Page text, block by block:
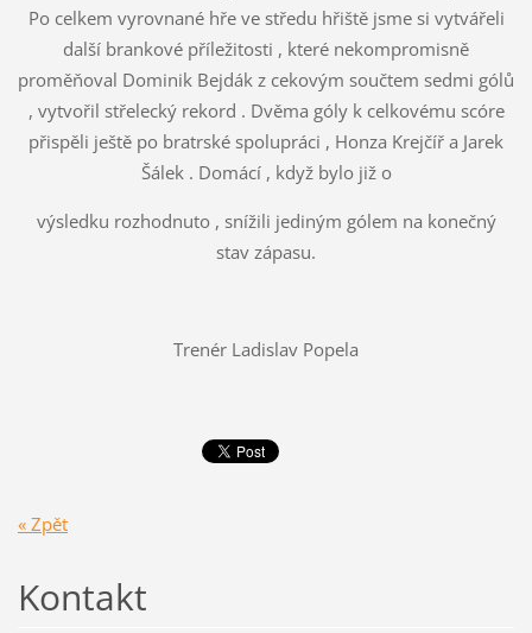
Po celkem vyrovnané hře ve středu hřiště jsme si vytvářeli
další brankové příležitosti , které nekompromisně
proměňoval Dominik Bejdák z cekovým součtem sedmi gólů
, vytvořil střelecký rekord . Dvěma góly k celkovému scóre
přispěli ještě po bratrské spolupráci , Honza Krejčíř a Jarek
Šálek . Domácí , když bylo již o
výsledku rozhodnuto , snížili jediným gólem na konečný
stav zápasu.
Trenér Ladislav Popela
« Zpět
Kontakt